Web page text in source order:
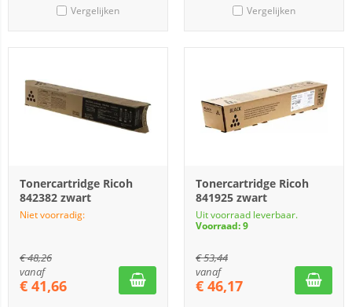
Vergelijken Vergelijken
Tonercartridge Ricoh
842382 zwart
Niet voorradig:
€48,26
vanaf
€ 41,66
Tonercartridge Ricoh
841925 zwart
Uit voorraad leverbaar.
Voorraad: 9
€53,44
vanaf
€ 46,17